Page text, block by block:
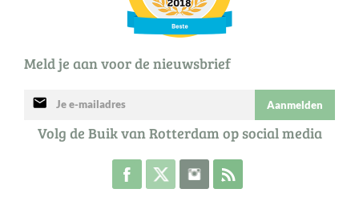
Meld je aan voor de nieuwsbrief
mail Aanmelden
Volg de Buik van Rotterdam op social media
Volg de Buik op Facebook
Volg de Buik op Twitter
Volg de Buik op Instagram